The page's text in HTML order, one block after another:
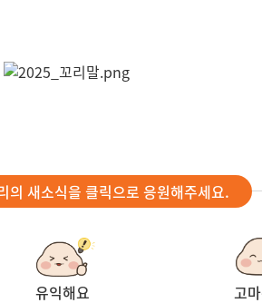
의 새소식을 클릭으로 응원해주세요.
유익해요
고